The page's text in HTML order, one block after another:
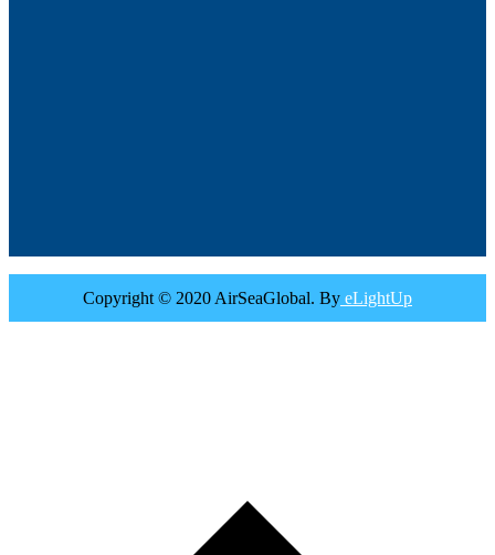
Copyright © 2020 AirSeaGlobal. By eLightUp